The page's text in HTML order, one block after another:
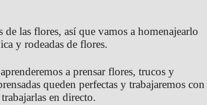
de las flores, así que vamos a homenajearlo
y rodeadas de flores.
a prensar flores, trucos y
queden perfectas y trabajaremos con
en directo.